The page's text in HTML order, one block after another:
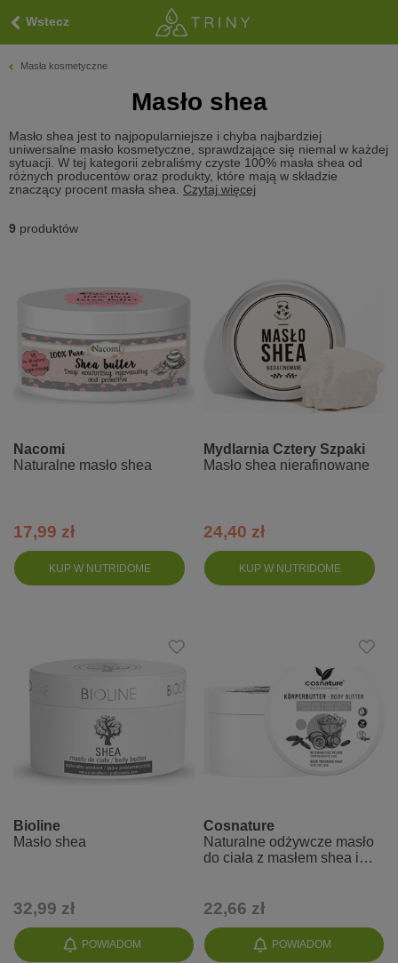
Wstecz
Masła kosmetyczne
Masło shea
Masło shea jest to najpopularniejsze i chyba najbardziej
uniwersalne masło kosmetyczne, sprawdzające się niemal w każdej
sytuacji. W tej kategorii zebraliśmy czyste 100% masła shea od
różnych producentów oraz produkty, które mają w składzie
znaczący procent masła shea. Czytaj więcej
9 produktów
KUP W NUTRIDOME
Nacomi
Naturalne masło shea
17,99 zł
KUP W NUTRIDOME
Mydlarnia Cztery Szpaki
Masło shea nierafinowane
24,40 zł
POWIADOM
Bioline
Masło shea
32,99 zł
POWIADOM
Cosnature
Naturalne odżywcze masło
do ciała z masłem shea i
22,66 zł